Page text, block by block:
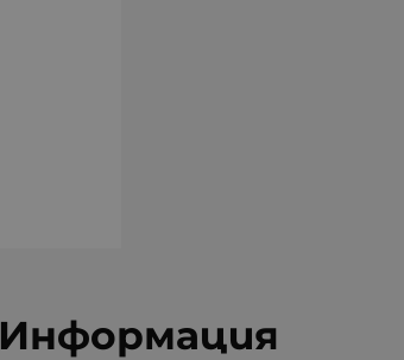
Информация